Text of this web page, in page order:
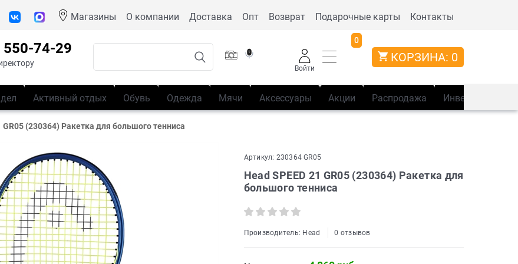
Магазины О компании Доставка Опт Возврат Подарочные карты Контакты
550-74-29
Войти
0
КОРЗИНА: 0
Активный отдых Обувь Одежда Мячи Аксессуары Акции Распродажа Инвентарь
GR05 (230364) Ракетка для большого тенниса
Артикул: 230364 GR05
Head SPEED 21 GR05 (230364) Ракетка для
большого тенниса
Производитель: Head 0 отзывов